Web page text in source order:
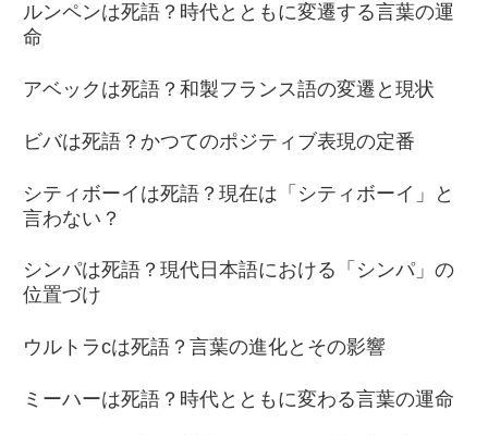
ルンペンは死語？時代とともに変遷する言葉の運
命
アベックは死語？和製フランス語の変遷と現状
ビバは死語？かつてのポジティブ表現の定番
シティボーイは死語？現在は「シティボーイ」と
言わない？
シンパは死語？現代日本語における「シンパ」の
位置づけ
ウルトラcは死語？言葉の進化とその影響
ミーハーは死語？時代とともに変わる言葉の運命